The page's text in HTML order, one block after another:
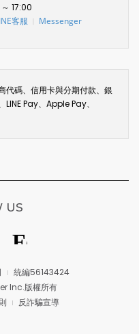
17:00
客服 Messenger
代碼、信用卡與分期付款、銀
LINE Pay、Apple Pay、
統編56143424
Inc.版權所有
反詐騙宣導
US